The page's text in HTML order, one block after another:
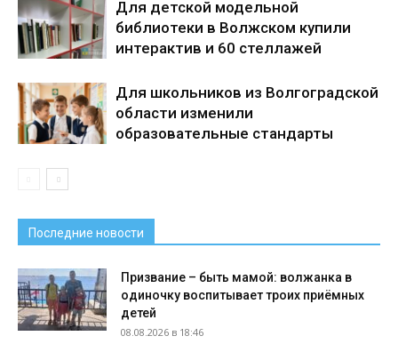
Для детской модельной
библиотеки в Волжском купили
интерактив и 60 стеллажей
Для школьников из Волгоградской
области изменили
образовательные стандарты
Последние новости
Призвание – быть мамой: волжанка в
одиночку воспитывает троих приёмных
детей
08.08.2026 в 18:46